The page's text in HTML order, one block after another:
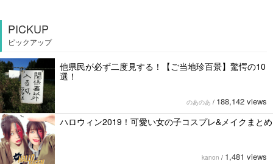
PICKUP
ピックアップ
他県民が必ず二度見する！【ご当地珍百景】驚愕の10
選！
のあのあ / 188,142 views
ハロウィン2019！可愛い女の子コスプレ&メイクまとめ
kanon / 1,481 views